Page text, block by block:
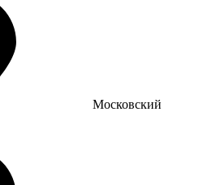
Московский